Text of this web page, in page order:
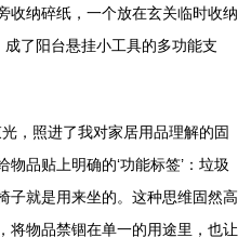
收纳碎纸，一个放在玄关临时收纳
了阳台悬挂小工具的多功能支
，照进了我对家居用品理解的固
品贴上明确的‘功能标签’：垃圾
子就是用来坐的。这种思维固然高
将物品禁锢在单一的用途里，也让